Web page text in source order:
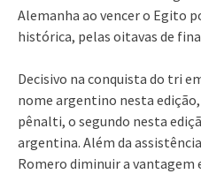
Alemanha ao vencer o Egito
histórica, pelas oitavas de
Decisivo na conquista do tri
nome argentino nesta
pênalti, o segundo nesta
argentina. Além da
Romero diminuir a vantagem